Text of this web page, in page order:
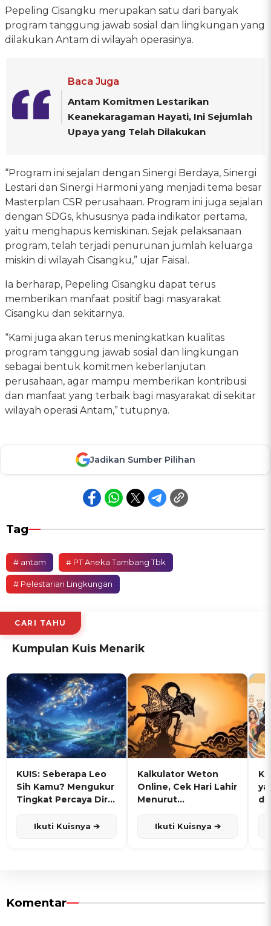
Pepeling Cisangku merupakan satu dari banyak
program tanggung jawab sosial dan lingkungan yang
dilakukan Antam di wilayah operasinya.
Baca Juga
Antam Komitmen Lestarikan
Keanekaragaman Hayati, Ini Sejumlah
Upaya yang Telah Dilakukan
“Program ini sejalan dengan Sinergi Berdaya, Sinergi
Lestari dan Sinergi Harmoni yang menjadi tema besar
Masterplan CSR perusahaan. Program ini juga sejalan
dengan SDGs, khususnya pada indikator pertama,
yaitu menghapus kemiskinan. Sejak pelaksanaan
program, telah terjadi penurunan jumlah keluarga
miskin di wilayah Cisangku,” ujar Faisal.
Ia berharap, Pepeling Cisangku dapat terus
memberikan manfaat positif bagi masyarakat
Cisangku dan sekitarnya.
“Kami juga akan terus meningkatkan kualitas
program tanggung jawab sosial dan lingkungan
sebagai bentuk komitmen keberlanjutan
perusahaan, agar mampu memberikan kontribusi
dan manfaat yang terbaik bagi masyarakat di sekitar
wilayah operasi Antam,” tutupnya.
Jadikan Sumber Pilihan
Tag
# antam # PT Aneka Tambang Tbk
# Pelestarian Lingkungan
CARI TAHU
Kumpulan Kuis Menarik
KUIS: Seberapa Leo
Sih Kamu? Mengukur
Tingkat Percaya Diri
Ikuti Kuisnya ➔
Kalkulator Weton
Online, Cek Hari Lahir
Menurut
Ikuti Kuisnya ➔
Komentar